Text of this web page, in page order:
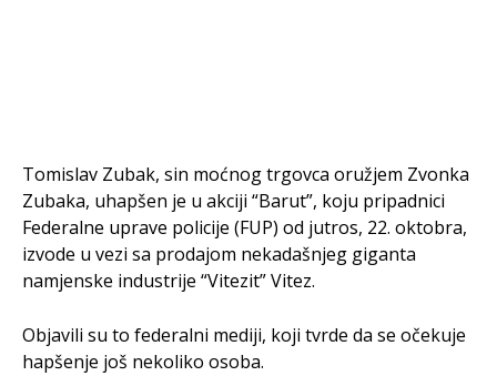
Tomislav Zubak, sin moćnog trgovca oružjem Zvonka
Zubaka, uhapšen je u akciji “Barut”, koju pripadnici
Federalne uprave policije (FUP) od jutros, 22. oktobra,
izvode u vezi sa prodajom nekadašnjeg giganta
namjenske industrije “Vitezit” Vitez.
Objavili su to federalni mediji, koji tvrde da se očekuje
hapšenje još nekoliko osoba.